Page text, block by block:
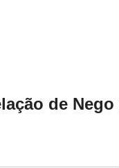
de